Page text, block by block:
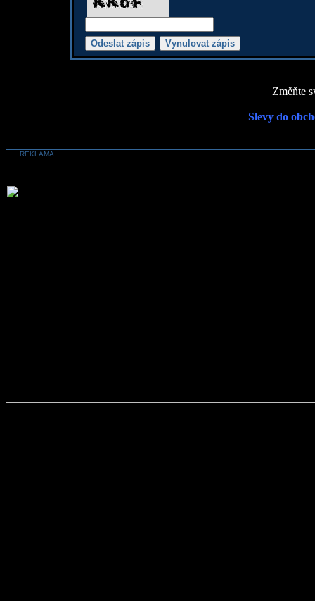
Změňte
Slevy do
REKLAMA